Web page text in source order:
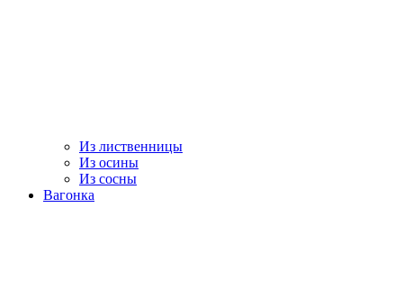
Из лиственницы
Из осины
Из сосны
Вагонка